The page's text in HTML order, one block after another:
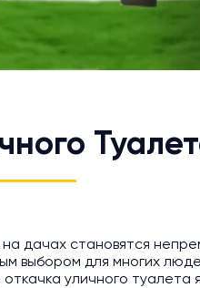
дачах становятся
выбором для многих
уличного